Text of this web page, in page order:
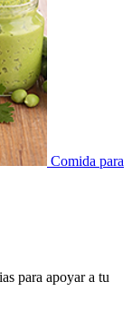
Comida para
para apoyar a tu